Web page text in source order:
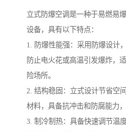
立式防爆空调是一种于易燃易
设备，具有以下特点：
1. 防爆性能强：采用防爆设计
防止电火花或高温引发爆炸，
险场所。
2. 结构稳固：立式设计节省空
材料，具备抗冲击和防腐能力
3. 制冷制热：具备快速调节温